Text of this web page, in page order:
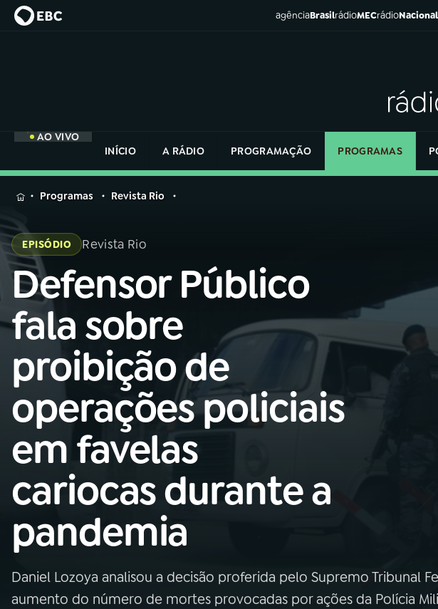
agênciaBrasilrádioMECrádioNacional
AO VIVO
INÍCIO
A RÁDIO PROGRAMAÇÃO PROGRAMAS
MENU
Buscar
na
Rádio
Nacional
01INÍCIO
02A RÁDIO
03 PROGRAMAÇÃO
04 PROGRAMAS
05 PODCASTS
VIDEOCASTS
na
Rádio
Nacional
Programas Revista Rio
EPISÓDIO Revista Rio
Defensor Público
fala sobre
proibição de
operações policiais
em favelas
cariocas durante a
pandemia
Daniel Lozoya analisou a decisão proferida pelo Supremo Tribunal
aumento do número de mortes provocadas por ações da Polícia